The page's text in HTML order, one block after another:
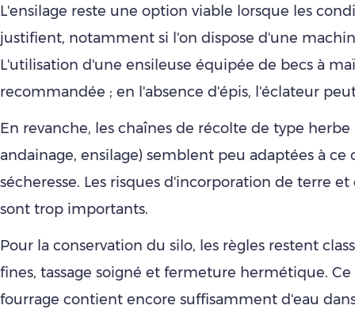
L'ensilage reste une option viable lorsque les
justifient, notamment si l'on dispose d'une
L'utilisation d'une ensileuse équipée de becs à
recommandée ; en l'absence d'épis, l'éclateur
En revanche, les chaînes de récolte de type herbe
andainage, ensilage) semblent peu adaptées à ce
sécheresse. Les risques d'incorporation de terre
sont trop importants.
Pour la conservation du silo, les règles restent
fines, tassage soigné et fermeture hermétique.
fourrage contient encore suffisamment d'eau